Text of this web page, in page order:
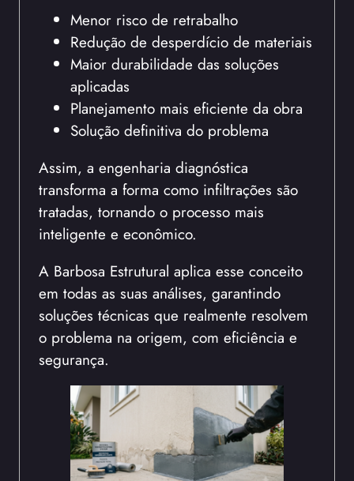
Menor risco de retrabalho
Redução de desperdício de materiais
Maior durabilidade das soluções
aplicadas
Planejamento mais eficiente da obra
Solução definitiva do problema
Assim, a engenharia diagnóstica
transforma a forma como infiltrações são
tratadas, tornando o processo mais
inteligente e econômico.
A Barbosa Estrutural aplica esse conceito
em todas as suas análises, garantindo
soluções técnicas que realmente resolvem
o problema na origem, com eficiência e
segurança.